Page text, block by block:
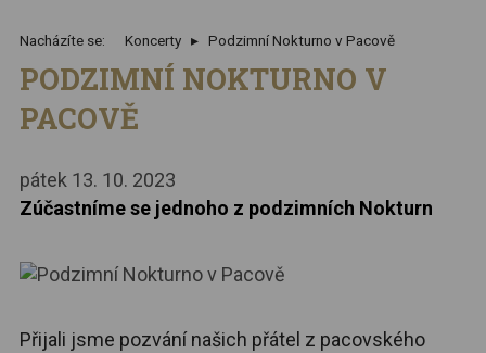
Nacházíte se: Koncerty Podzimní Nokturno v Pacově
PODZIMNÍ NOKTURNO V
PACOVĚ
pátek 13. 10. 2023
Zúčastníme se jednoho z podzimních Nokturn
Přijali jsme pozvání našich přátel z pacovského